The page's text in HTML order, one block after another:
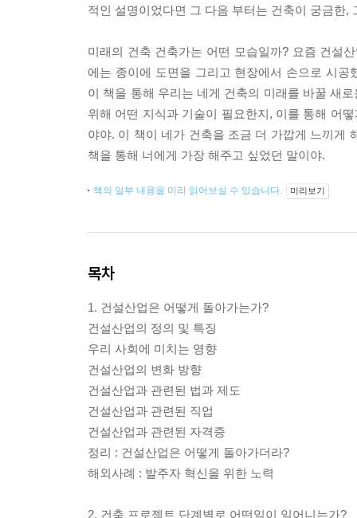
적인 설명이었다면 그 다음 부터는 건축이 궁금한
미래의 건축 건축가는 어떤 모습일까? 요즘 건설
에는 종이에 도면을 그리고 현장에서 손으로 시
이 책을 통해 우리는 네게 건축의 미래를 바꿀 새
위해 어떤 지식과 기술이 필요한지, 이를 통해 어
야야. 이 책이 네가 건축을 조금 더 가깝게 느끼게
책을 통해 너에게 가장 해주고 싶었던 말이야.
책의 일부 내용을 미리 읽어보실 수 있습니다. 미리보기
목차
1. 건설산업은 어떻게 돌아가는가?
건설산업의 정의 및 특징
우리 사회에 미치는 영향
건설산업의 변화 방향
건설산업과 관련된 법과 제도
건설산업과 관련된 직업
건설산업과 관련된 자격증
정리 : 건설산업은 어떻게 돌아가더라?
해외사례 : 발주자 혁신을 위한 노력
2. 건축 프로젝트 단계별로 어떤일이 일어니는가?